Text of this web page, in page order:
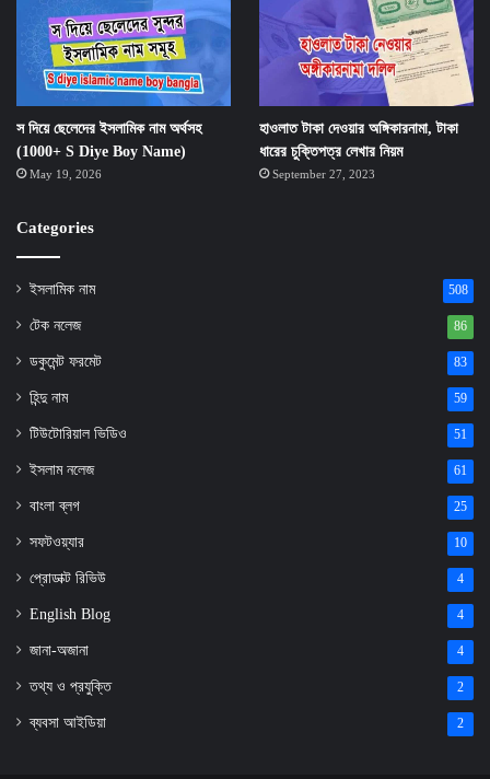
স দিয়ে ছেলেদের ইসলামিক নাম অর্থসহ
(1000+ S Diye Boy Name)
May 19, 2026
হাওলাত টাকা দেওয়ার অঙ্গিকারনামা, টাকা
ধারের চুক্তিপত্র লেখার নিয়ম
September 27, 2023
Categories
ইসলামিক নাম 508
টেক নলেজ 86
ডকুমেন্ট ফরমেট 83
হিন্দু নাম 59
টিউটোরিয়াল ভিডিও 51
ইসলাম নলেজ 61
বাংলা ব্লগ 25
সফটওয়্যার 10
প্রোডাক্ট রিভিউ 4
English Blog 4
জানা-অজানা 4
তথ্য ও প্রযুক্তি 2
ব্যবসা আইডিয়া 2